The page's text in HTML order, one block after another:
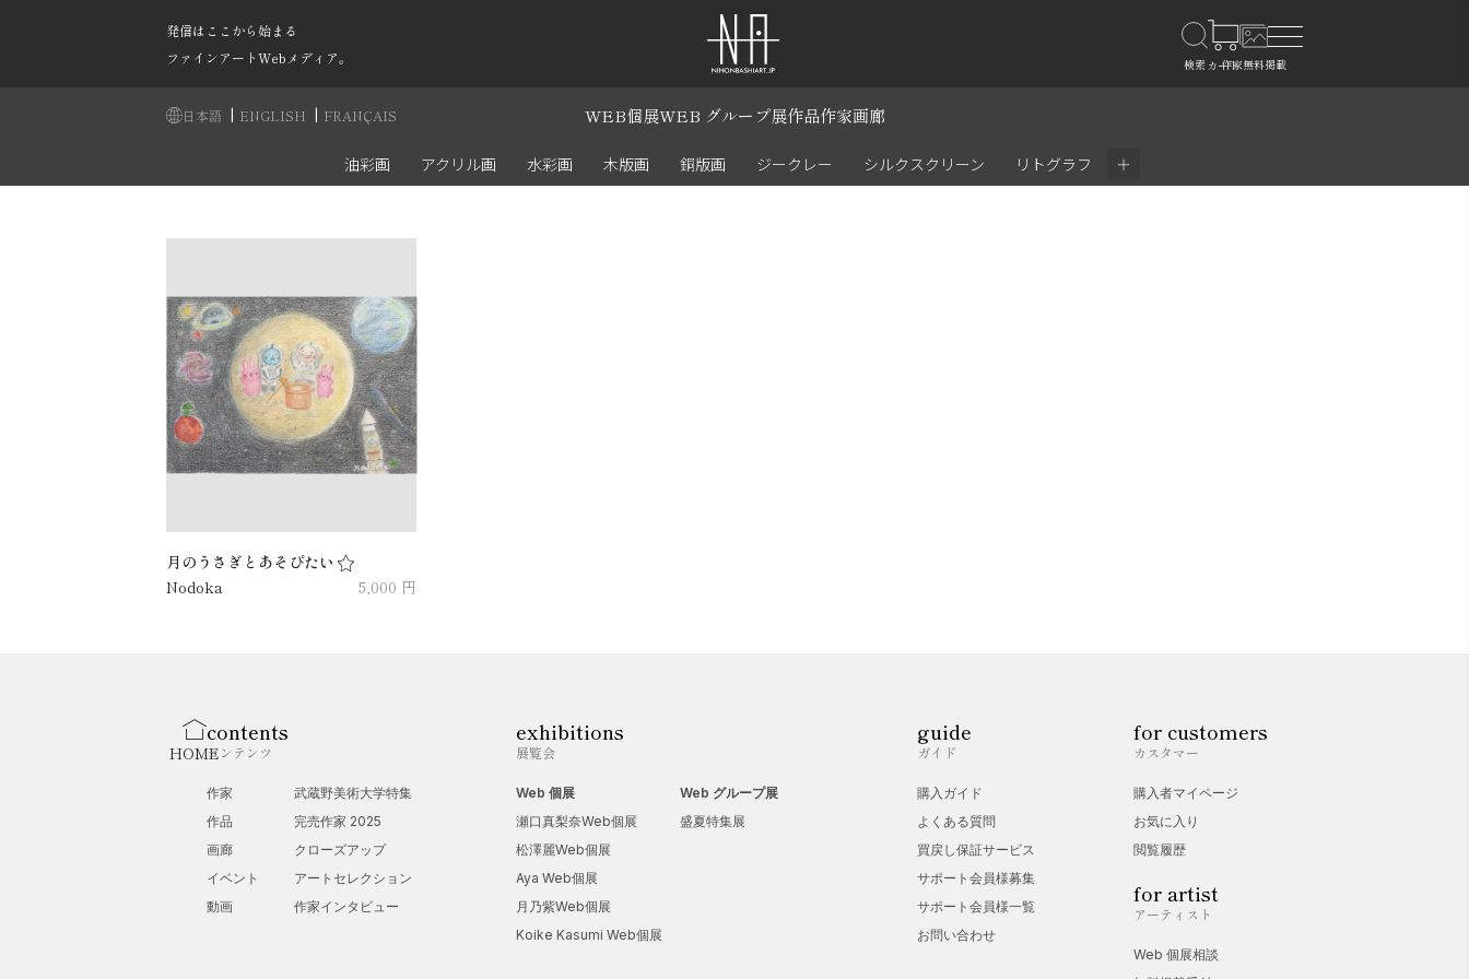
発信はここから始まる
ファインアートWebメディア。
日本語 | ENGLISH | FRANÇAIS WEB個展WEB グループ展作品作家画廊
油彩画 アクリル画 水彩画 木版画 銅版画 ジークレー シルクスクリーン リトグラフ ＋
月のうさぎとあそびたい
Nodoka
5,000 円
HOME
contents
コンテンツ
作家
作品
画廊
イベント
動画
武蔵野美術大学特集
完売作家 2025
クローズアップ
アートセレクション
作家インタビュー
exhibitions
展覧会
Web 個展
瀬口真梨奈Web個展
松澤麗Web個展
Aya Web個展
月乃紫Web個展
Koike Kasumi Web個展
Web グループ展
盛夏特集展
guide
ガイド
購入ガイド
よくある質問
買戻し保証サービス
サポート会員様募集
サポート会員様一覧
お問い合わせ
for customers
カスタマー
購入者マイページ
お気に入り
閲覧履歴
for artist
アーティスト
Web 個展相談